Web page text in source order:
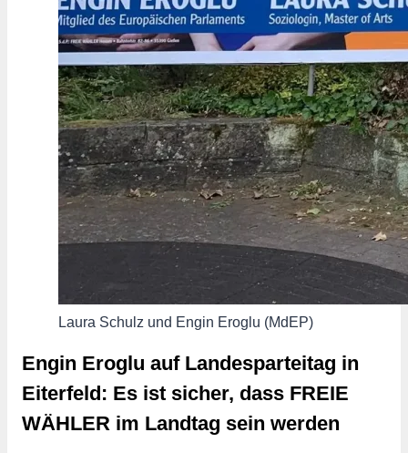
Laura Schulz und Engin Eroglu (MdEP)
Engin Eroglu auf Landesparteitag in
Eiterfeld: Es ist sicher, dass FREIE
WÄHLER im Landtag sein werden